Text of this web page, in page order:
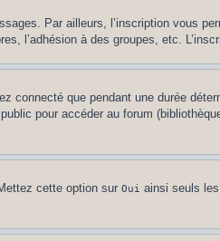
Par ailleurs, l’inscription vous
l’adhésion à des groupes, etc.
connecté que pendant une durée
pour accéder au forum
cette option sur Oui ainsi seuls